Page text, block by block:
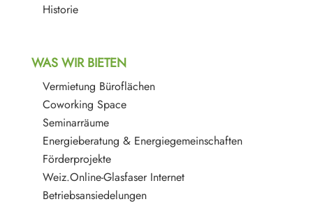
Historie
WAS WIR BIETEN
Vermietung Büroflächen
Coworking Space
Seminarräume
Energieberatung & Energiegemeinschaften
Förderprojekte
Weiz.Online-Glasfaser Internet
Betriebsansiedelungen